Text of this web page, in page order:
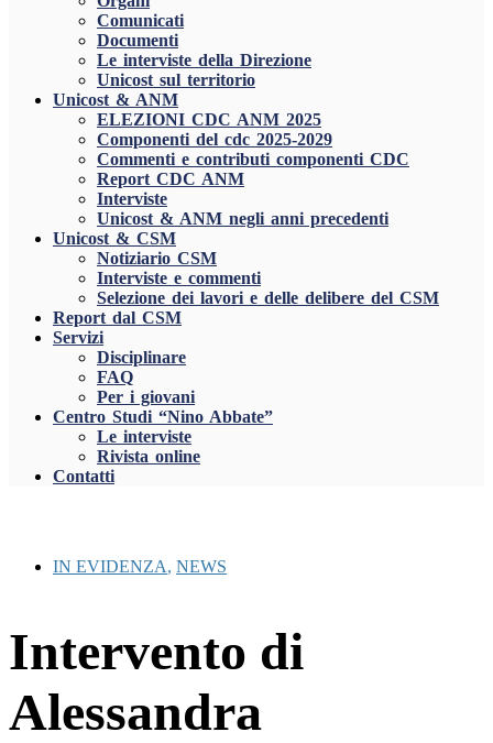
Comunicati
Documenti
Le interviste della Direzione
Unicost sul territorio
Unicost & ANM
ELEZIONI CDC ANM 2025
Componenti del cdc 2025-2029
Commenti e contributi componenti CDC
Report CDC ANM
Interviste
Unicost & ANM negli anni precedenti
Unicost & CSM
Notiziario CSM
Interviste e commenti
Selezione dei lavori e delle delibere del CSM
Report dal CSM
Servizi
Disciplinare
FAQ
Per i giovani
Centro Studi “Nino Abbate”
Le interviste
Rivista online
Contatti
IN EVIDENZA, NEWS
Intervento di
Alessandra